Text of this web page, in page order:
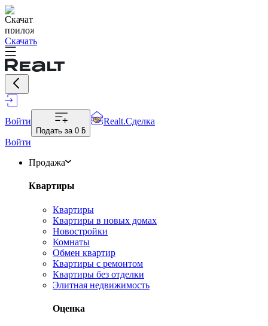
Скачать
Войти
Подать за 0 ƃ
Realt.Сделка
Войти
Продажа
Квартиры
Квартиры
Квартиры в новых домах
Новостройки
Комнаты
Обмен квартир
Квартиры с ремонтом
Квартиры без отделки
Элитная недвижимость
Оценка